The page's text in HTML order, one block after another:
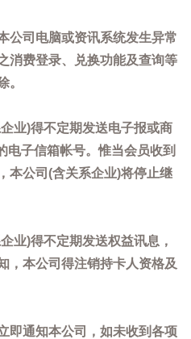
公司电脑或资讯系统发生异常
消费登录、兑换功能及查询等
。
业)得不定期发送电子报或商
电子信箱帐号。惟当会员收到
本公司(含关系企业)将停止继
业)得不定期发送权益讯息，
，本公司得注销持卡人资格及
即通知本公司，如未收到各项